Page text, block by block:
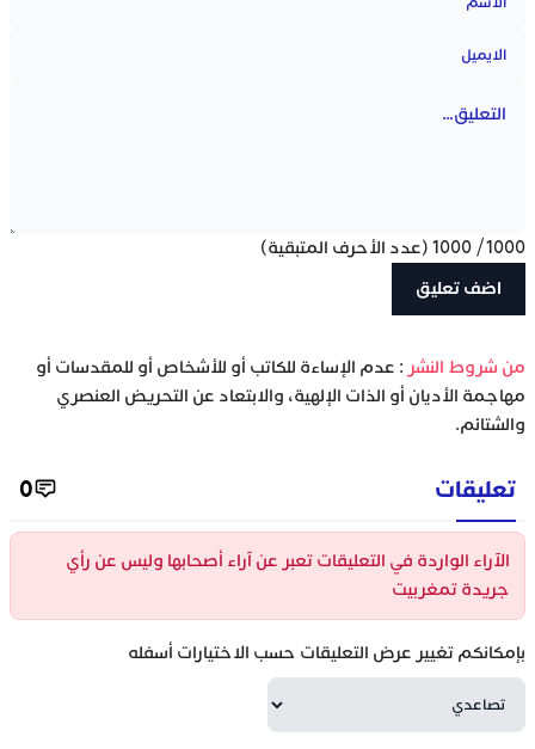
1000
/
1000 (عدد الأحرف المتبقية)
‫من شروط النشر : عدم الإساءة للكاتب أو للأشخاص أو للمقدسات أو
مهاجمة الأديان أو الذات الإلهية، والابتعاد عن التحريض العنصري
والشتائم.
تعليقات 0
الآراء الواردة في التعليقات تعبر عن آراء أصحابها وليس عن رأي
جريدة تمغربيت
بإمكانكم تغيير عرض التعليقات حسب الاختيارات أسفله